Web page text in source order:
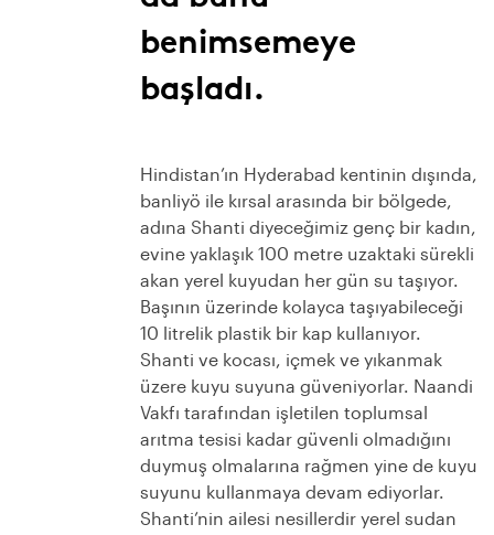
benimsemeye
başladı.
Hindistan’ın Hyderabad kentinin dışında,
banliyö ile kırsal arasında bir bölgede,
adına Shanti diyeceğimiz genç bir kadın,
evine yaklaşık 100 metre uzaktaki sürekli
akan yerel kuyudan her gün su taşıyor.
Başının üzerinde kolayca taşıyabileceği
10 litrelik plastik bir kap kullanıyor.
Shanti ve kocası, içmek ve yıkanmak
üzere kuyu suyuna güveniyorlar. Naandi
Vakfı tarafından işletilen toplumsal
arıtma tesisi kadar güvenli olmadığını
duymuş olmalarına rağmen yine de kuyu
suyunu kullanmaya devam ediyorlar.
Shanti’nin ailesi nesillerdir yerel sudan